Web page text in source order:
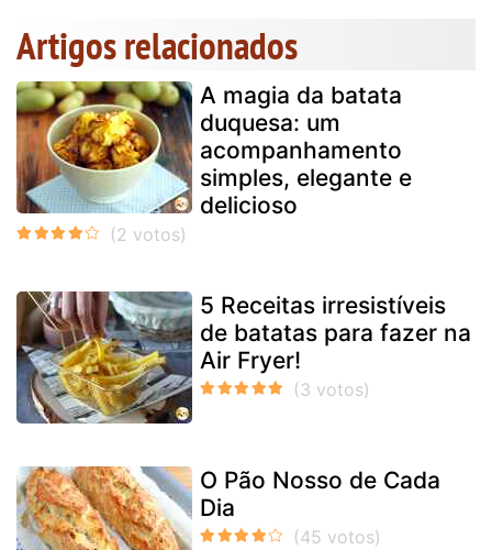
Artigos relacionados
A magia da batata
duquesa: um
acompanhamento
simples, elegante e
delicioso
5 Receitas irresistíveis
de batatas para fazer na
Air Fryer!
O Pão Nosso de Cada
Dia